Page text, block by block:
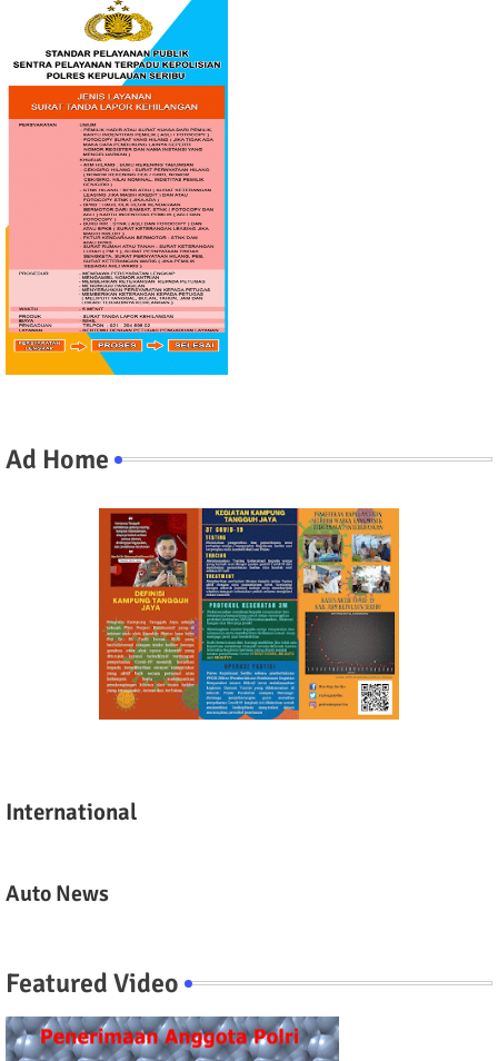
Ad Home
International
Auto News
Featured Video